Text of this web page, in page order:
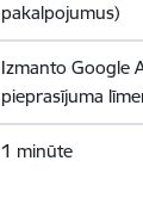
pakalpojumus)
Izmanto Google
pieprasījuma
1 minūte